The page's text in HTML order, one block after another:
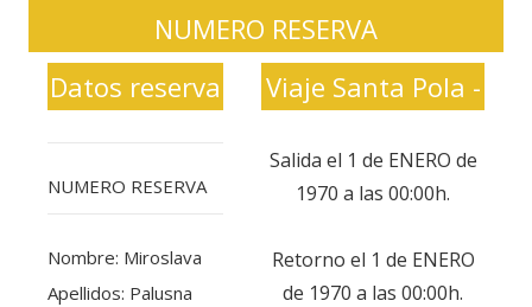
NUMERO RESERVA
Datos reserva
NUMERO RESERVA
Nombre: Miroslava
Apellidos: Palusna
Viaje Santa Pola -
Tabarca
Salida el 1 de ENERO de
1970 a las 00:00h.
Retorno el 1 de ENERO
de 1970 a las 00:00h.